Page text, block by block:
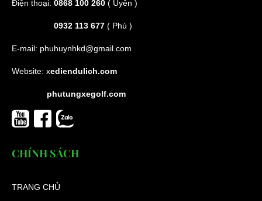
Điện thoại: 0868 100 260 ( Uyên )
0932 113 677 ( Phú )
E-mail: phuhuynhkd@gmail.com
Website: xediendulich.com
phutungxegolf.com
CHÍNH SÁCH
TRANG CHỦ